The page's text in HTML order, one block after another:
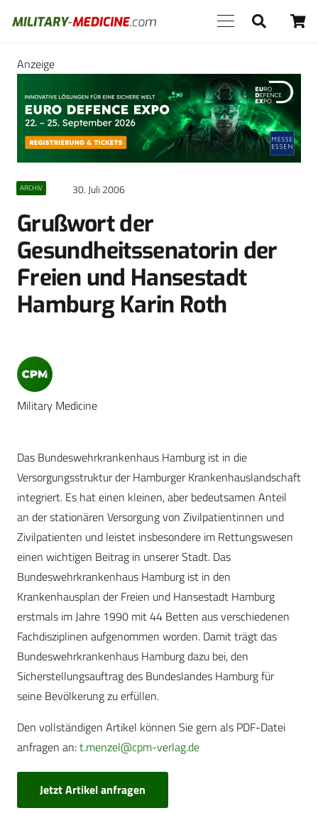
Anzeige
ARCHIV 30. Juli 2006
Grußwort der
Gesundheitssenatorin der
Freien und Hansestadt
Hamburg Karin Roth
Military Medicine
Das Bundeswehrkrankenhaus Hamburg ist in die
Versorgungsstruktur der Hamburger Krankenhauslandschaft
integriert. Es hat einen kleinen, aber bedeutsamen Anteil
an der stationären Versorgung von Zivilpatientinnen und
Zivilpatienten und leistet insbesondere im Rettungswesen
einen wichtigen Beitrag in unserer Stadt. Das
Bundeswehrkrankenhaus Hamburg ist in den
Krankenhausplan der Freien und Hansestadt Hamburg
erstmals im Jahre 1990 mit 44 Betten aus verschiedenen
Fachdisziplinen aufgenommen worden. Damit trägt das
Bundeswehrkrankenhaus Hamburg dazu bei, den
Sicherstellungsauftrag des Bundeslandes Hamburg für
seine Bevölkerung zu erfüllen.
Den vollständigen Artikel können Sie gern als PDF-Datei
anfragen an:t.menzel@cpm-verlag.de
Jetzt Artikel anfragen